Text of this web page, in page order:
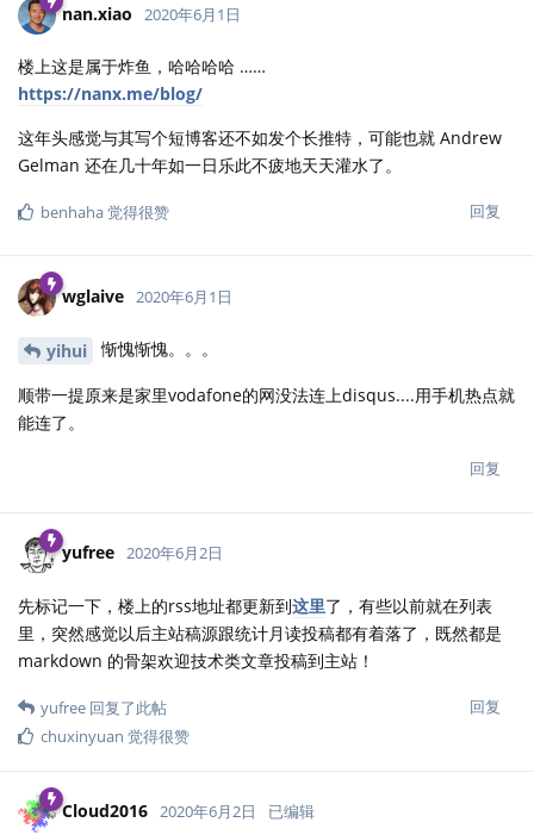
nan.xiao 2020年6月1日
楼上这是属于炸鱼，哈哈哈哈 ……
https://nanx.me/blog/
这年头感觉与其写个短博客还不如发个长推特，可能也就 Andrew
Gelman 还在几十年如一日乐此不疲地天天灌水了。
回复
benhaha觉得很赞
wglaive 2020年6月1日
yihui 惭愧惭愧。。。
顺带一提原来是家里vodafone的网没法连上disqus....用手机热点就
能连了。
回复
yufree 2020年6月2日
先标记一下，楼上的rss地址都更新到这里了，有些以前就在列表
里，突然感觉以后主站稿源跟统计月读投稿都有着落了，既然都是
markdown 的骨架欢迎技术类文章投稿到主站！
回复
yufree 回复了此帖
chuxinyuan 觉得很赞
Cloud2016 2020年6月2日 已编辑